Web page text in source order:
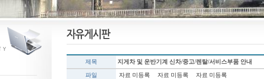
제목
지게차 및 운반기계 신차/중고/렌탈/서비스부품 안내
파일
자료 미등록 자료 미등록 자료 미등록